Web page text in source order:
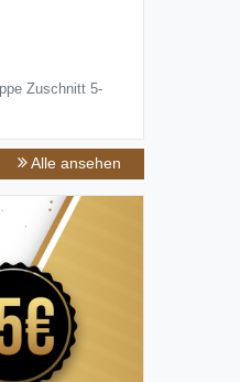
Zuschnitt 5-
Alle ansehen